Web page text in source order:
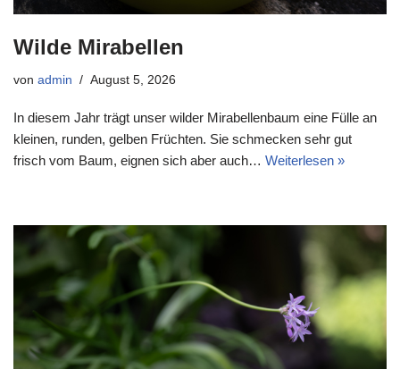
Wilde Mirabellen
von admin August 5, 2026
In diesem Jahr trägt unser wilder Mirabellenbaum eine Fülle an
kleinen, runden, gelben Früchten. Sie schmecken sehr gut
frisch vom Baum, eignen sich aber auch… Weiterlesen »